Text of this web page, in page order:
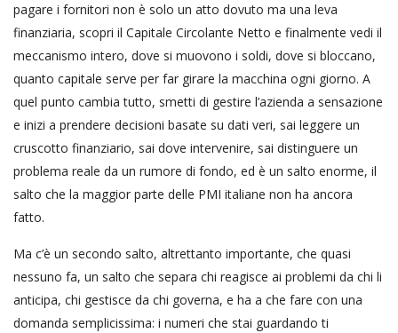
pagare i fornitori non è solo un atto dovuto ma una leva
finanziaria, scopri il Capitale Circolante Netto e finalmente vedi il
meccanismo intero, dove si muovono i soldi, dove si bloccano,
quanto capitale serve per far girare la macchina ogni giorno. A
quel punto cambia tutto, smetti di gestire l’azienda a sensazione
e inizi a prendere decisioni basate su dati veri, sai leggere un
cruscotto finanziario, sai dove intervenire, sai distinguere un
problema reale da un rumore di fondo, ed è un salto enorme, il
salto che la maggior parte delle PMI italiane non ha ancora
fatto.
Ma c’è un secondo salto, altrettanto importante, che quasi
nessuno fa, un salto che separa chi reagisce ai problemi da chi li
anticipa, chi gestisce da chi governa, e ha a che fare con una
domanda semplicissima: i numeri che stai guardando ti